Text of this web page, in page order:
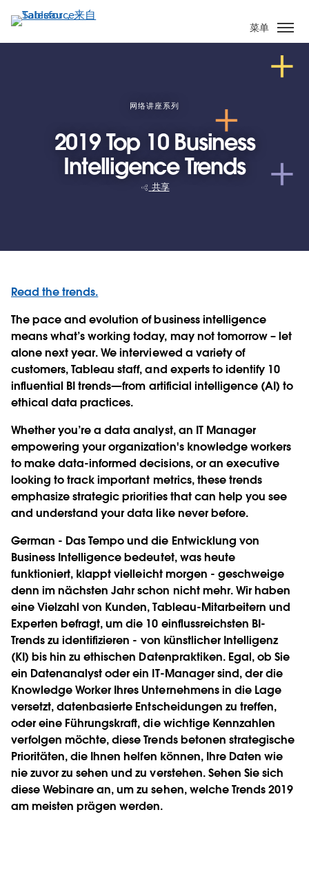
转
到
菜单
网络讲座系列
2019 Top 10 Business
Intelligence Trends
共享
Read the trends.
The pace and evolution of business intelligence
means what’s working today, may not tomorrow – let
alone next year. We interviewed a variety of
customers, Tableau staff, and experts to identify 10
influential BI trends—from artificial intelligence (AI) to
ethical data practices.
Whether you’re a data analyst, an IT Manager
empowering your organization's knowledge workers
to make data-informed decisions, or an executive
looking to track important metrics, these trends
emphasize strategic priorities that can help you see
and understand your data like never before.
German - Das Tempo und die Entwicklung von
Business Intelligence bedeutet, was heute
funktioniert, klappt vielleicht morgen - geschweige
denn im nächsten Jahr schon nicht mehr. Wir haben
eine Vielzahl von Kunden, Tableau-Mitarbeitern und
Experten befragt, um die 10 einflussreichsten BI-
Trends zu identifizieren - von künstlicher Intelligenz
(KI) bis hin zu ethischen Datenpraktiken. Egal, ob Sie
ein Datenanalyst oder ein IT-Manager sind, der die
Knowledge Worker Ihres Unternehmens in die Lage
versetzt, datenbasierte Entscheidungen zu treffen,
oder eine Führungskraft, die wichtige Kennzahlen
verfolgen möchte, diese Trends betonen strategische
Prioritäten, die Ihnen helfen können, Ihre Daten wie
nie zuvor zu sehen und zu verstehen. Sehen Sie sich
diese Webinare an, um zu sehen, welche Trends 2019
am meisten prägen werden.